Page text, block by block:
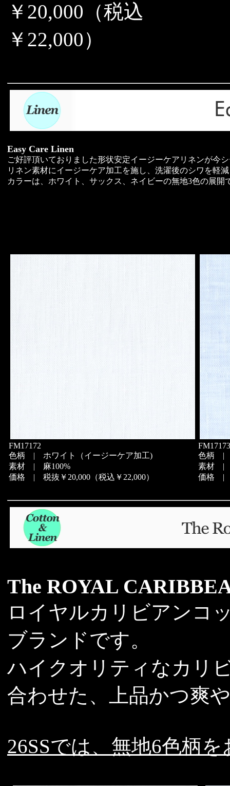
￥20,000（税込
￥22,000）
Easy Care Linen
ご好評頂いておりました形状安定イージーケアリネンが今
リネン素材にイージーケア加工を施し、洗濯後のシワを軽
カラーは、ホワイト、サックス、ネイビーの無地3色の展開
FM17172
色柄 | ホワイト（イージーケア加工)
素材 | 麻100%
価格 | 税抜￥20,000（税込￥22,000）
FM17173
色柄 |
素材 |
価格 |
The ROYAL
ロイヤルカリビアンコ
ブランドです。
ハイクオリティなカリ
合わせた、上品かつ爽
26SSでは、無地6色柄